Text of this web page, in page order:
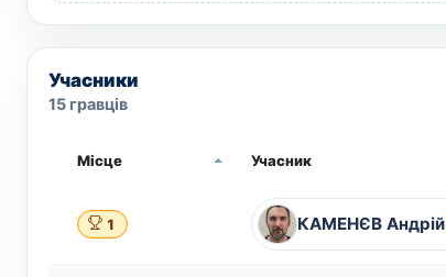
Учасники
15 гравців
Місце Учасник
1 КАМЕНЄВ Андрій